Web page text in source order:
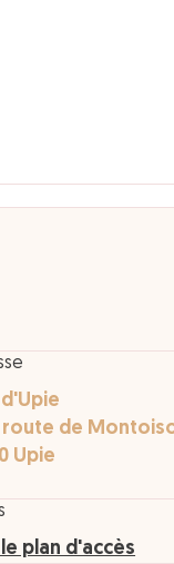
route de
Upie
plan d'accès